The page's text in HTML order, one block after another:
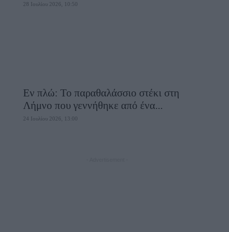
28 Ιουλίου 2026, 10:50
Εν πλώ: Το παραθαλάσσιο στέκι στη
Λήμνο που γεννήθηκε από ένα...
24 Ιουλίου 2026, 13:00